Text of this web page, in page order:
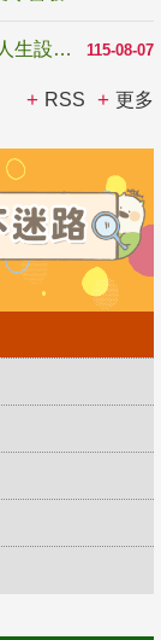
115-08-07
高齡不是終點而是夢想起點！教育部打造「人生設計夢工場」 參展第3屆高齡健康產業博覽會
RSS 更多